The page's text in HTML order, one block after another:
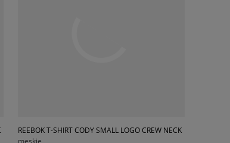
REEBOK T-SHIRT CODY SMALL LOGO CREW NECK
męskie